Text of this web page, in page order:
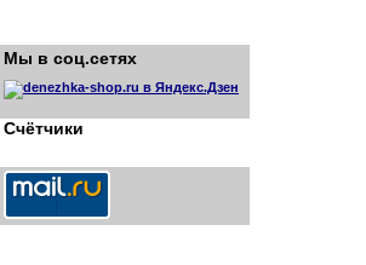
Мы в соц.сетях
Счётчики